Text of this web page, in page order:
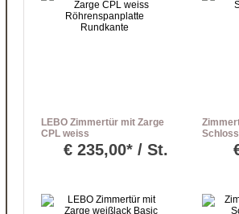
LEBO Zimmertür mit Zarge
CPL weiss
Röhrenspanplatte
Rundkante
€ 235,00* / St.